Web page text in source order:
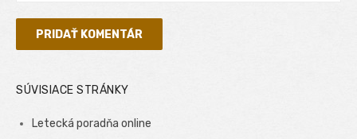
SÚVISIACE STRÁNKY
Letecká poradňa online